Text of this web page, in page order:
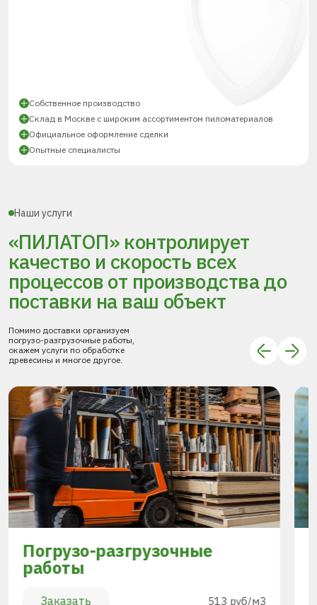
Собственное производство
Склад в Москве с широким ассортиментом пиломатериалов
Официальное оформление сделки
Опытные специалисты
Наши услуги
«ПИЛАТОП» контролирует
качество и скорость всех
процессовот производства до
поставки на ваш объект
Помимо доставки организуем
погрузо-разгрузочные работы,
окажем услуги по обработке
древесины и многое другое.
Погрузо-разгрузочные
работы
Заказать 513 руб/м3